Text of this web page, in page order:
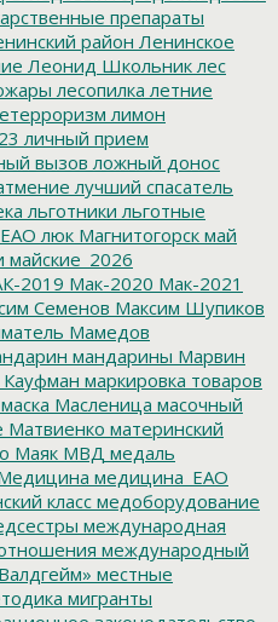
препараты
район Ленинское
Леонид Школьник лес
лесопилка летние
лимон
личный прием
вызов ложный донос
лучший спасатель
льготники льготные
люк Магнитогорск май
майские_2026
2019 Мак-2020 Мак-2021
Семенов Максим Шупиков
Мамедов
мандарины Марвин
маркировка товаров
маска Масленица масочный
Матвиенко материнский
Маяк МВД медаль
медицина_ЕАО
класс медоборудование
международная
международный
местные
мигранты